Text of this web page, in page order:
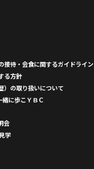
接待・会食に関するガイドライン
る方針
）の取り扱いについて
緒に歩こＹＢＣ
会
学